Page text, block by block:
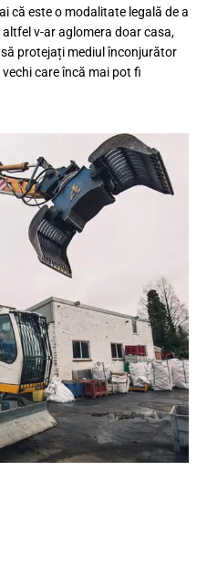
că este o modalitate legală de a
v-ar aglomera doar casa,
protejați mediul înconjurător
care încă mai pot fi